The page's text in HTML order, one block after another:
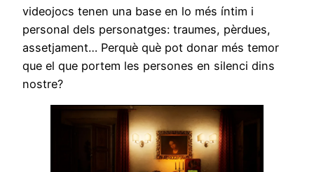
videojocs tenen una base en lo més íntim i
personal dels personatges: traumes, pèrdues,
assetjament… Perquè què pot donar més temor
que el que portem les persones en silenci dins
nostre?